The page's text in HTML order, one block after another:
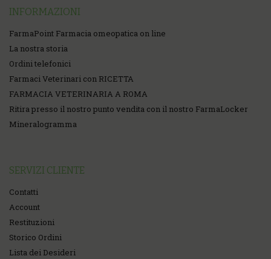
INFORMAZIONI
FarmaPoint Farmacia omeopatica on line
La nostra storia
Ordini telefonici
Farmaci Veterinari con RICETTA
FARMACIA VETERINARIA A ROMA
Ritira presso il nostro punto vendita con il nostro FarmaLocker
Mineralogramma
SERVIZI CLIENTE
Contatti
Account
Restituzioni
Storico Ordini
Lista dei Desideri